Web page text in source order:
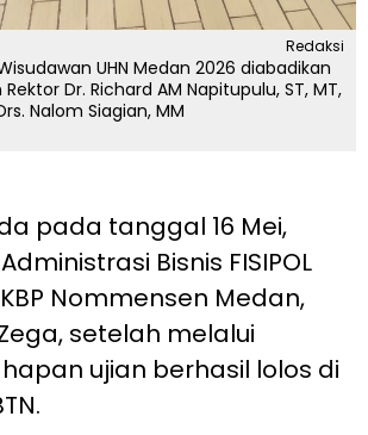
Redaksi
UHN Medan 2026 diabadikan
Dr. Richard AM Napitupulu, ST, MT,
Nalom Siagian, MM
pada tanggal 16 Mei,
Bisnis FISIPOL
Nommensen Medan,
setelah melalui
ujian berhasil lolos di